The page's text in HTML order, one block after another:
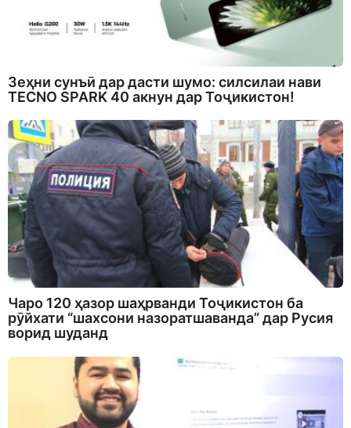
Зеҳни сунъӣ дар дасти шумо: силсилаи нави
TECNO SPARK 40 акнун дар Тоҷикистон!
Чаро 120 ҳазор шаҳрванди Тоҷикистон ба
рӯйхати “шахсони назоратшаванда” дар Русия
ворид шуданд